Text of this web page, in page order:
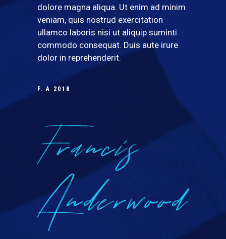
dolore magna aliqua. Ut enim ad minim
veniam, quis nostrud exercitation
ullamco laboris nisi ut aliquip suminti
commodo consequat. Duis aute irure
dolor in reprehenderit.
F. A 2018
Francis
Anderwood